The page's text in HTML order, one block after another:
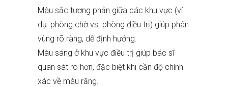
Màu sắc tương phản giữa các khu vực (ví
dụ: phòng chờ vs. phòng điều trị) giúp phân
vùng rõ ràng, dễ định hướng.
Màu sáng ở khu vực điều trị giúp bác sĩ
quan sát rõ hơn, đặc biệt khi cần độ chính
xác về màu răng.